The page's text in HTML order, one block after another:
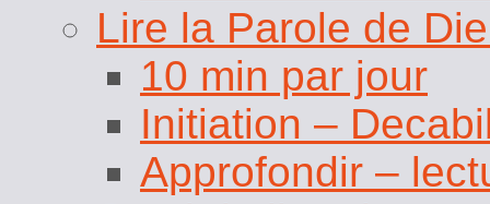
Lire la Parole de
10 min par jour
Initiation –
Approfondir –